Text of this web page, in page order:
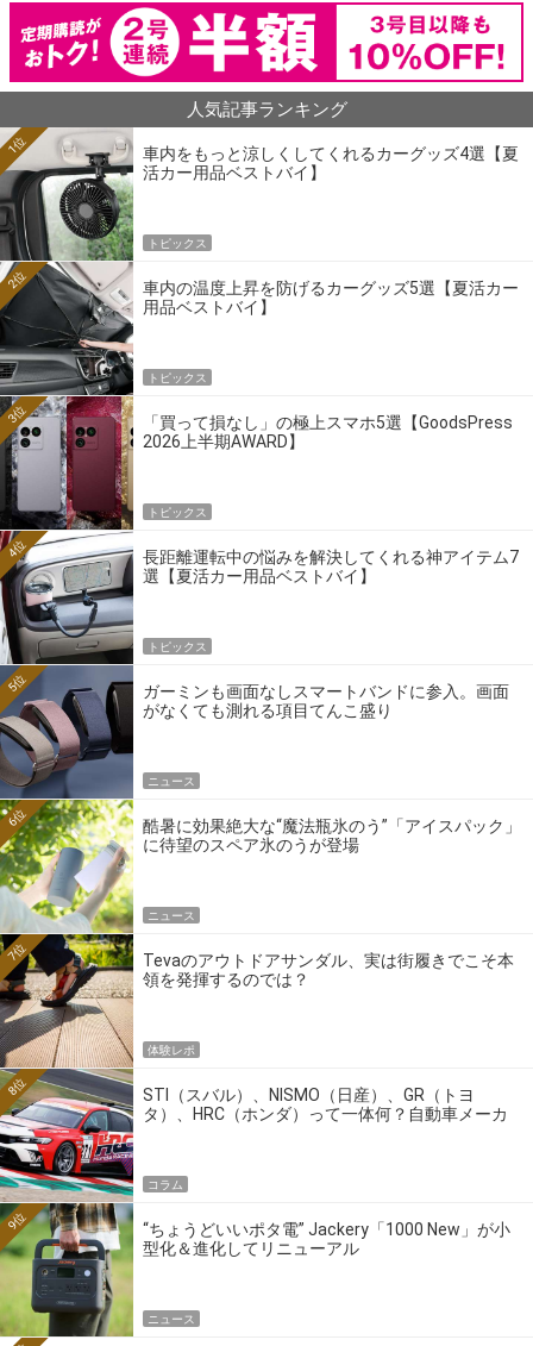
人気記事ランキング
車内をもっと涼しくしてくれるカーグッズ4選【夏
活カー用品ベストバイ】
1位
トピックス
車内の温度上昇を防げるカーグッズ5選【夏活カー
用品ベストバイ】
2位
トピックス
「買って損なし」の極上スマホ5選【GoodsPress
2026上半期AWARD】
3位
トピックス
長距離運転中の悩みを解決してくれる神アイテム7
選【夏活カー用品ベストバイ】
4位
トピックス
ガーミンも画面なしスマートバンドに参入。画面
がなくても測れる項目てんこ盛り
5位
ニュース
酷暑に効果絶大な“魔法瓶氷のう”「アイスパック」
に待望のスペア氷のうが登場
6位
ニュース
Tevaのアウトドアサンダル、実は街履きでこそ本
領を発揮するのでは？
7位
体験レポ
STI（スバル）、NISMO（日産）、GR（トヨ
タ）、HRC（ホンダ）って一体何？自動車メーカ
8位
コラム
“ちょうどいいポタ電” Jackery「1000 New」が小
型化＆進化してリニューアル
9位
ニュース